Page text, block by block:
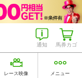
馬券カゴ
通知
レース映像 メニュー